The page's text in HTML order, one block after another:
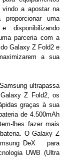
a apostar na
proporcionar uma
disponibilizando
parceria com a
Galaxy Z Fold2 e
a sua
ultrapassa
Z Fold2, os
graças à sua
de 4.500mAh
lhes fazer mais
O Galaxy Z
DeX para
UWB (Ultra